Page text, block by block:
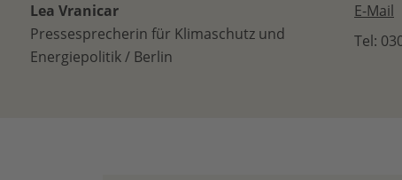
Lea Vranicar
Pressesprecherin für Klimaschutz und
Energiepolitik / Berlin
E-Mail
Tel: